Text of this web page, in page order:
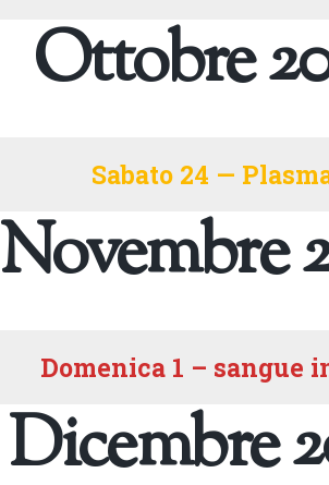
Ottobre
Sabato 24 —
Novembre
Domenica 1 – sangue
Dicembre